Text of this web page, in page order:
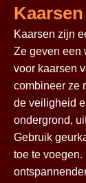
Kaarsen zijn
Ze geven een
voor kaarsen
combineer ze
de veiligheid
ondergrond,
Gebruik
toe te